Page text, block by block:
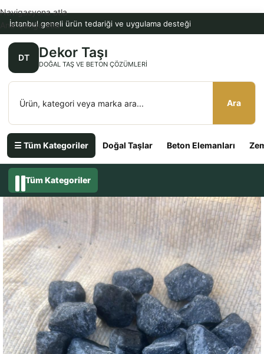
İstanbul geneli ürün tedariği ve uygulama desteği
DT Dekor Taşı
DOĞAL TAŞ VE BETON ÇÖZÜMLERI
Ara
☰ Tüm Kategoriler Doğal Taşlar Beton Elemanları
Navigasyona atla
Ana içeriğe atla
Tüm Kategoriler